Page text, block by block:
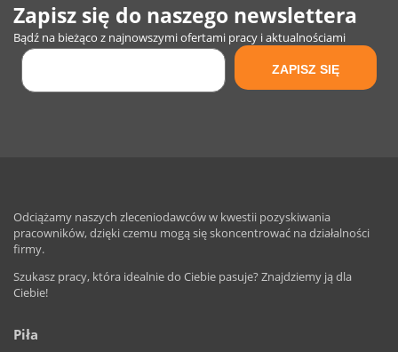
Zapisz się do naszego newslettera
Bądź na bieżąco z najnowszymi ofertami pracy i aktualnościami
Odciążamy naszych zleceniodawców w kwestii pozyskiwania
pracowników, dzięki czemu mogą się skoncentrować na działalności
firmy.
Szukasz pracy, która idealnie do Ciebie pasuje? Znajdziemy ją dla
Ciebie!
Piła